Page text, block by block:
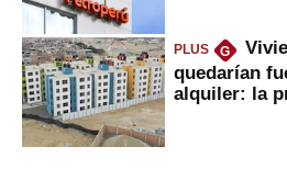
PLUS G
quedarían
alquiler: la